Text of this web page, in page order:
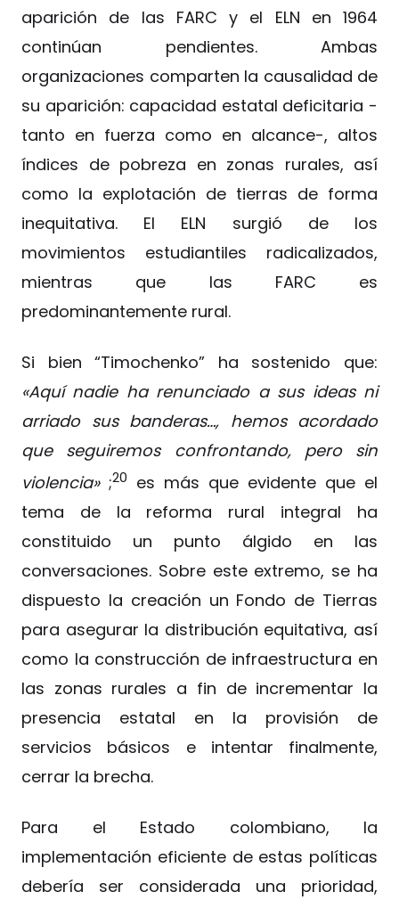
aparición de las FARC y el ELN en 1964
continúan pendientes. Ambas
organizaciones comparten la causalidad de
su aparición: capacidad estatal deficitaria -
tanto en fuerza como en alcance-, altos
índices de pobreza en zonas rurales, así
como la explotación de tierras de forma
inequitativa. El ELN surgió de los
movimientos estudiantiles radicalizados,
mientras que las FARC es
predominantemente rural.
Si bien “Timochenko” ha sostenido que:
«Aquí nadie ha renunciado a sus ideas ni
arriado sus banderas…, hemos acordado
que seguiremos confrontando, pero sin
violencia» ;20 es más que evidente que el
tema de la reforma rural integral ha
constituido un punto álgido en las
conversaciones. Sobre este extremo, se ha
dispuesto la creación un Fondo de Tierras
para asegurar la distribución equitativa, así
como la construcción de infraestructura en
las zonas rurales a fin de incrementar la
presencia estatal en la provisión de
servicios básicos e intentar finalmente,
cerrar la brecha.
Para el Estado colombiano, la
implementación eficiente de estas políticas
debería ser considerada una prioridad,